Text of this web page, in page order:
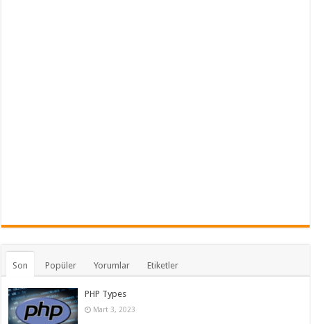
Son Popüler Yorumlar Etiketler
PHP Types
Mart 3, 2023